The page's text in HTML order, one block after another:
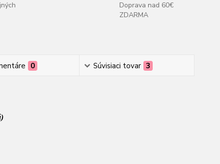
Doprava nad 60€
ZDARMA
0 Súvisiaci tovar 3